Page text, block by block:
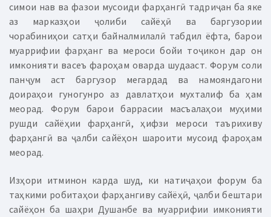
симои нав ва фазои мусоиди фарҳангӣ тадриҷан ба яке
аз марказҳои ҷолиби сайёҳӣ ва баргузории
чорабиниҳои сатҳи байналмилалӣ табдил ёфта, барои
муаррифии фарҳанг ва мероси бойи тоҷикон дар он
имконияти васеъ фароҳам оварда шудааст. Форум соли
панҷум аст баргузор мегардад ва намояндагони
доираҳои гуногунро аз давлатҳои мухталиф ба ҳам
меорад. Форум барои баррасии масъалаҳои муҳими
рушди сайёҳии фарҳангӣ, ҳифзи мероси таърихиву
фарҳангӣ ва ҷалби сайёҳон шароити мусоид фароҳам
меорад.
Изҳори итминон карда шуд, ки натиҷаҳои форум ба
таҳкими робитаҳои фарҳангиву сайёҳӣ, ҷалби бештари
сайёҳон ба шаҳри Душанбе ва муаррифии имконияти